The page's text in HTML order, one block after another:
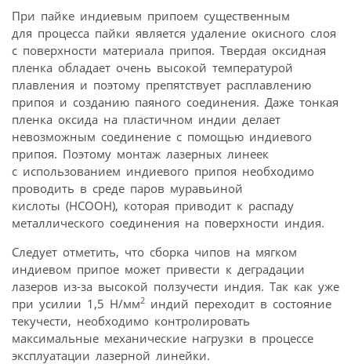
При пайке индиевым припоем существенным
для процесса пайки является удаление окисного слоя
с поверхности материала припоя. Твердая оксидная
пленка обладает очень высокой температурой
плавления и поэтому препятствует расплавлению
припоя и созданию паяного соединения. Даже тонкая
пленка оксида на пластичном индии делает
невозможным соединение с помощью индиевого
припоя. Поэтому монтаж лазерных линеек
с использованием индиевого припоя необходимо
проводить в среде паров муравьиной
кислоты (HCOOH), которая приводит к распаду
металлического соединения на поверхности индия.
Следует отметить, что сборка чипов на мягком
индиевом припое может привести к деградации
лазеров из-за высокой ползучести индия. Так как уже
при усилии 1,5 Н/мм2 индий переходит в состояние
текучести, необходимо контролировать
максимальные механические нагрузки в процессе
эксплуатации лазерной линейки.